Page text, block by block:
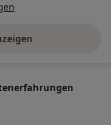
Adresse